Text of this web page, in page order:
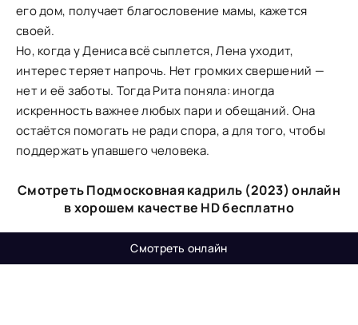
его дом, получает благословение мамы, кажется
своей.
Но, когда у Дениса всё сыплется, Лена уходит,
интерес теряет напрочь. Нет громких свершений —
нет и её заботы. Тогда Рита поняла: иногда
искренность важнее любых пари и обещаний. Она
остаётся помогать не ради спора, а для того, чтобы
поддержать упавшего человека.
Смотреть Подмосковная кадриль (2023) онлайн
в хорошем качестве HD бесплатно
Смотреть онлайн